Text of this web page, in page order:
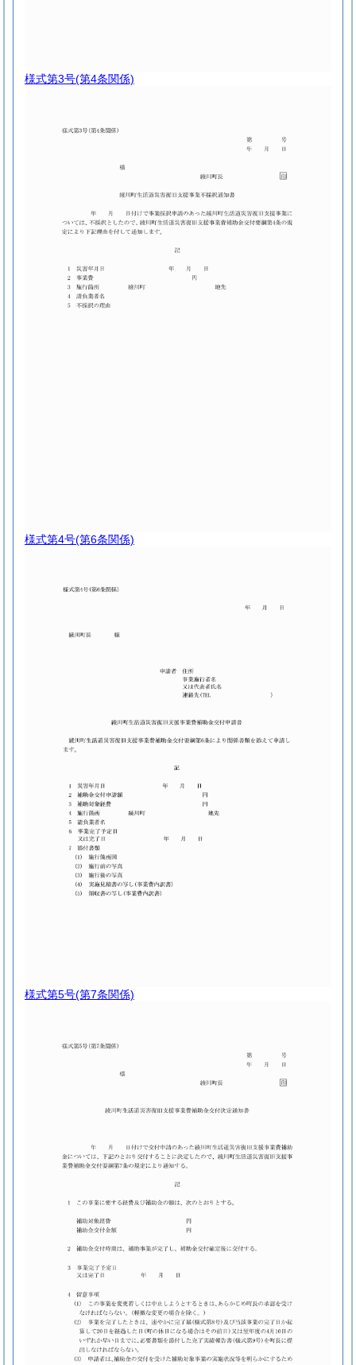
様式第3号(第4条関係)
様式第4号(第6条関係)
様式第5号(第7条関係)